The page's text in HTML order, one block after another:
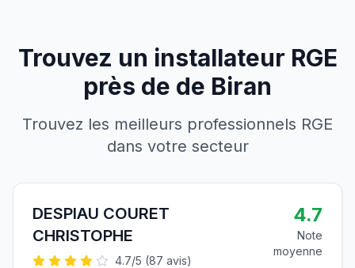
Trouvez un installateur RGE
près de de Biran
Trouvez les meilleurs professionnels RGE
dans votre secteur
DESPIAU COURET
CHRISTOPHE
4.7/5 (87 avis)
4.7
Note
moyenne